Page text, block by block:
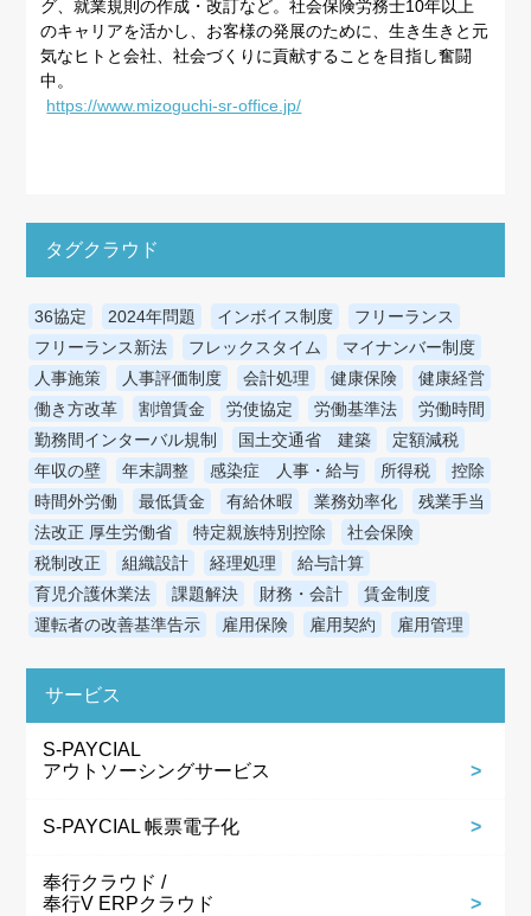
グ、就業規則の作成・改訂など。社会保険労務士10年以上
のキャリアを活かし、お客様の発展のために、生き生きと元
気なヒトと会社、社会づくりに貢献することを目指し奮闘
中。
https://www.mizoguchi-sr-office.jp/
タグクラウド
36協定 2024年問題 インボイス制度
フリーランス
フリーランス新法
フレックスタイム
マイナンバー制度
人事施策
人事評価制度 会計処理 健康保険
健康経営
働き方改革
割増賃金 労使協定 労働基準法
労働時間
勤務間インターバル規制
国土交通省 建築
定額減税
年収の壁
年末調整 感染症 人事・給与 所得税
控除
時間外労働
最低賃金 有給休暇 業務効率化
残業手当
法改正 厚生労働省
特定親族特別控除
社会保険
税制改正
組織設計 経理処理
給与計算
育児介護休業法
課題解決 財務・会計
賃金制度
運転者の改善基準告示
雇用保険 雇用契約 雇用管理
サービス
S-PAYCIAL
アウトソーシングサービス
S-PAYCIAL 帳票電子化
奉行クラウド /
奉行V ERPクラウド